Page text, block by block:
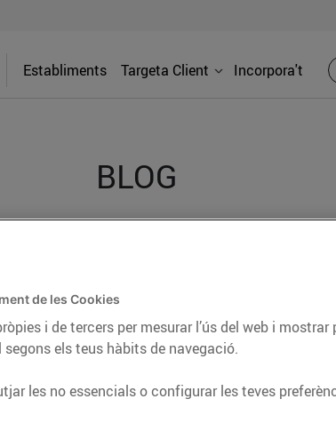
Establiments Targeta Client Incorpora't
BLOG
nutricionals, informació d’actualitat
I HÀBITS SALUDABLES ENERGIA
de les Cookies
i de tercers per mesurar l’ús del web i
els teus hàbits de navegació.
les no essencials o configurar les teves